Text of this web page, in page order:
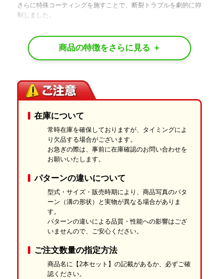
さらに特殊コーティングを施すことで、断裂トラブルを劇的に抑
制しました。
水分・油分に強い「独自の防腐技術」
水分、油分、紫外線などによる劣化を防ぐ独自の防腐技術を導
様です。
独自の特殊配合ゴム
天然ゴムと合成ゴムを黄金比でブレンド。
外側からも内側からも劣化をガードします。
最高レベルの強度と高い耐久性
ハードな現場を足元から支え、求められる「最高の強度」と「長
長く安心してお使いいただけるゴムクローラーです。
在庫について
常時在庫を確保しておりますが、タイミングによ
り欠品する場合がございます。
お急ぎの際は、事前に在庫確認のお問い合わせを
お願いいたします。
パターンの違いについて
型式・サイズ・販売時期により、商品写真のパタ
ーン（溝の形状）と実物が異なる場合がありま
す。
パターンの違いによる品質・性能への影響はござ
いませんので、ご安心ください。
ご注文数量の指定方法
商品名に【2本セット】の記載があるか、必ずご確
認ください。